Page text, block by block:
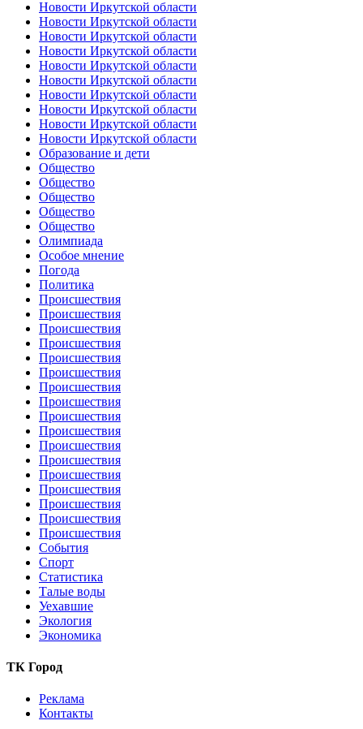
Новости Иркутской области
Новости Иркутской области
Новости Иркутской области
Новости Иркутской области
Новости Иркутской области
Новости Иркутской области
Новости Иркутской области
Новости Иркутской области
Новости Иркутской области
Новости Иркутской области
Образование и дети
Общество
Общество
Общество
Общество
Общество
Олимпиада
Особое мнение
Погода
Политика
Происшествия
Происшествия
Происшествия
Происшествия
Происшествия
Происшествия
Происшествия
Происшествия
Происшествия
Происшествия
Происшествия
Происшествия
Происшествия
Происшествия
Происшествия
Происшествия
Происшествия
События
Спорт
Статистика
Талые воды
Уехавшие
Экология
Экономика
ТК Город
Реклама
Контакты